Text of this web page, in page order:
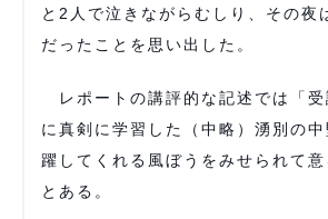
と2人で泣きながらむしり、その夜
だったことを思い出した。
レポートの講評的な記述では「受
に真剣に学習した（中略）湧別の
躍してくれる風ぼうをみせられて意
とある。